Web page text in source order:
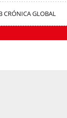
CRÓNICA GLOBAL